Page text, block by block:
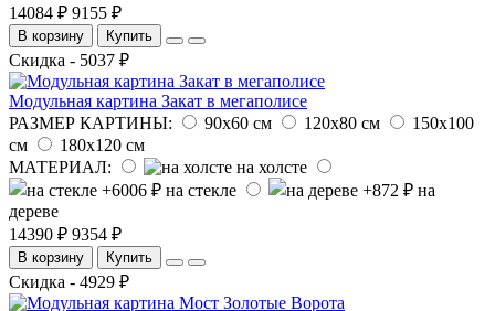
14084 ₽ 9155 ₽
В корзину Купить
Скидка - 5037 ₽
Модульная картина Закат в мегаполисе
РАЗМЕР КАРТИНЫ:
90х60 см 120х80 см
150х100
см
180х120 см
МАТЕРИАЛ:
на холсте
на стекле
на
дереве
14390 ₽ 9354 ₽
В корзину Купить
Скидка - 4929 ₽